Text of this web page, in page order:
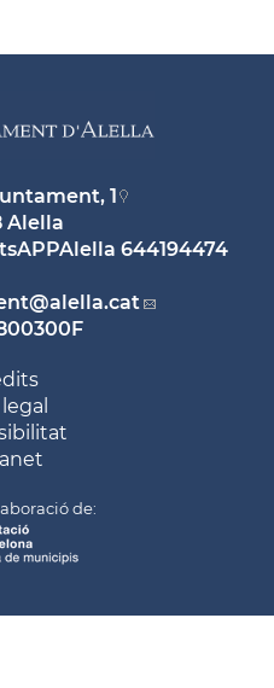
1
Alella
644194474
@alella.cat
de: